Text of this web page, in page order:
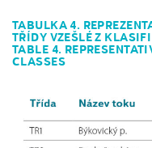
TABULKA 4.
TŘÍDY VZEŠLÉ Z
TABLE 4.
CLASSES